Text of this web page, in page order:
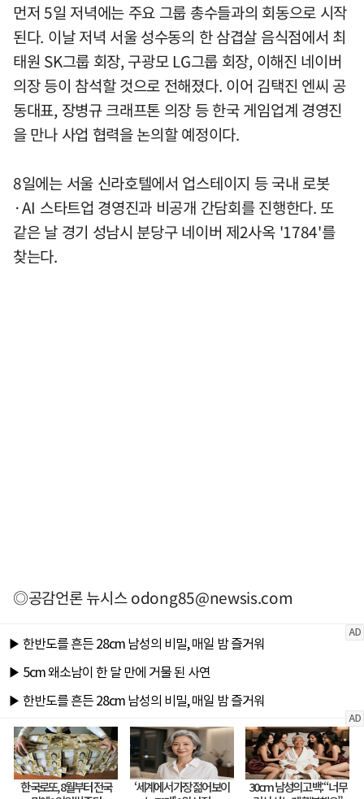
먼저 5일 저녁에는 주요 그룹 총수들과의 회동으로 시작
된다. 이날 저녁 서울 성수동의 한 삼겹살 음식점에서 최
태원 SK그룹 회장, 구광모 LG그룹 회장, 이해진 네이버
의장 등이 참석할 것으로 전해졌다. 이어 김택진 엔씨 공
동대표, 장병규 크래프톤 의장 등 한국 게임업계 경영진
을 만나 사업 협력을 논의할 예정이다.
8일에는 서울 신라호텔에서 업스테이지 등 국내 로봇
·AI 스타트업 경영진과 비공개 간담회를 진행한다. 또
같은 날 경기 성남시 분당구 네이버 제2사옥 '1784'를
찾는다.
◎공감언론 뉴시스odong85@newsis.com